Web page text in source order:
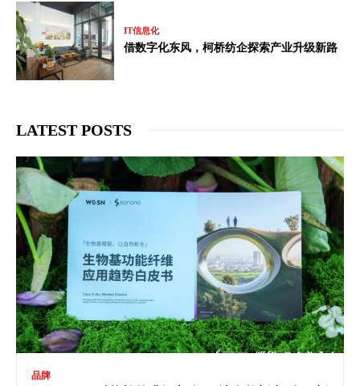
IT信息化
借数字化东风，柯桥纺企探索产业升级新路
LATEST POSTS
品牌